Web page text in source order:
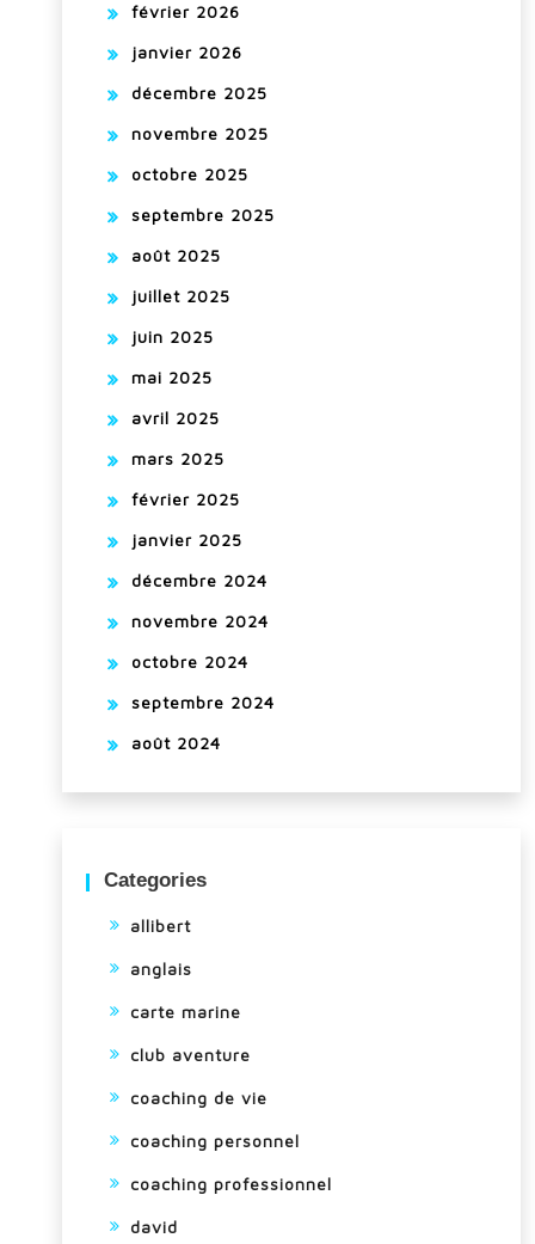
février 2026
janvier 2026
décembre 2025
novembre 2025
octobre 2025
septembre 2025
août 2025
juillet 2025
juin 2025
mai 2025
avril 2025
mars 2025
février 2025
janvier 2025
décembre 2024
novembre 2024
octobre 2024
septembre 2024
août 2024
Categories
allibert
anglais
carte marine
club aventure
coaching de vie
coaching personnel
coaching professionnel
david